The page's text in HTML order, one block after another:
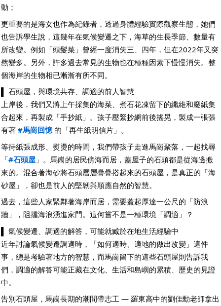
動；
更重要的是海女也作為紀錄者，透過身體經驗實際觀察生態，她們
也告訴學生說，這幾年在氣候變遷之下，海草的生長季節、數量有
所改變。例如「頭髮菜」曾經一度消失三、四年，但在2022年又突
然變多。另外，許多過去常見的生物也在種種因素下慢慢消失。整
個海岸的生物相已漸漸有所不同。
▌ 石頭屋，與環境共存、調適的前人智慧
上岸後，我們又將上午採集的海菜、煮石花凍留下的纖維和廢紙集
合起來，再製成「手抄紙」。孩子壓緊抄網前後搖晃，製成一張張
有著 #馬崗回憶的「再生紙明信片」。
等待紙張成形、熨燙的時間，我們帶孩子走進馬崗聚落，一起找尋
「#石頭屋 」。馬崗的居民傍海而居，蓋屋子的石頭都是從海邊搬
來的。混合著海砂將石頭層層疊疊搭起來的石頭屋，是真正的「海
砂屋」，卻也是前人的堅韌與順應自然的智慧。
過去，這些人家緊鄰著海岸而居，需要蓋起厚達一公尺的「防浪
牆」，阻擋海浪湧進家門。這何嘗不是一種環境「調適」？
▌ 氣候變遷、調適的解答，可能就臧於在地生活經驗中
近年討論氣候變遷調適時，「如何適時、適地的做出改變」這件
事，總是考驗著地方的智慧，而馬崗留下的這些石頭屋則告訴我
們，調適的解答可能正藏在文化、生活和島嶼的累積、歷史的見證
中。
告別石頭屋，馬崗長期的潮間帶志工 — 羅東高中的劉佳勳老師拿出